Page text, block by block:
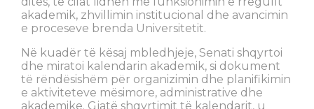
akademik, zhvillimin institucional dhe avancimin
e proceseve brenda Universitetit.
Në kuadër të kësaj mbledhjeje, Senati shqyrtoi
dhe miratoi kalendarin akademik, si dokument
të rëndësishëm për organizimin dhe planifikimin
e aktiviteteve mësimore, administrative dhe
akademike. Gjatë shqyrtimit të kalendarit, u